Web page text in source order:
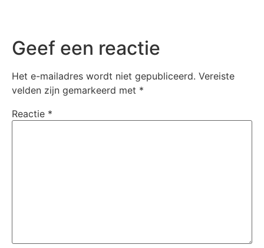
Geef een reactie
Het e-mailadres wordt niet gepubliceerd. Vereiste
velden zijn gemarkeerd met *
Reactie *